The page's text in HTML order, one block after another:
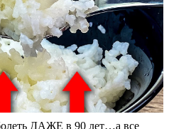
ДАЖЕ в 90 лет…а все